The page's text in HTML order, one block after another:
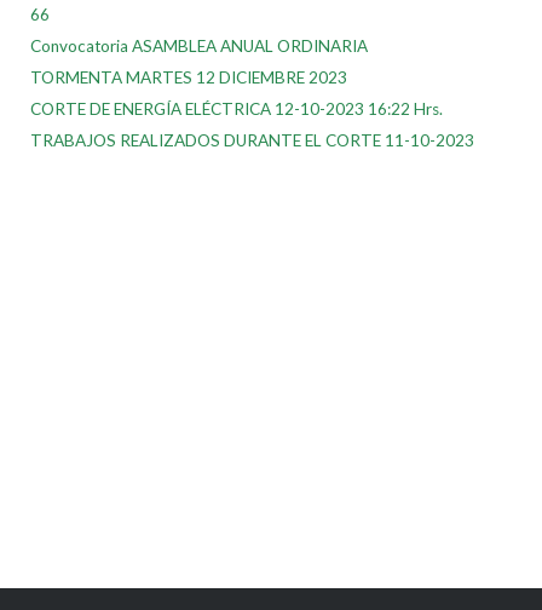
66
Convocatoria ASAMBLEA ANUAL ORDINARIA
TORMENTA MARTES 12 DICIEMBRE 2023
CORTE DE ENERGÍA ELÉCTRICA 12-10-2023 16:22 Hrs.
TRABAJOS REALIZADOS DURANTE EL CORTE 11-10-2023